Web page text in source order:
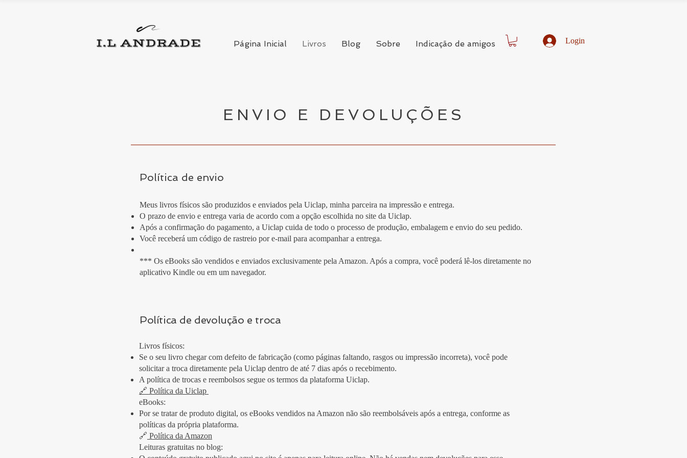
Página Inicial Livros Blog Sobre Indicação de amigos Login
ENVIO E DEVOLUÇÕES
Política de envio
Meus livros físicos são produzidos e enviados pela Uiclap, minha parceira na impressão e entrega.
O prazo de envio e entrega varia de acordo com a opção escolhida no site da Uiclap.
Após a confirmação do pagamento, a Uiclap cuida de todo o processo de produção, embalagem e envio do seu pedido.
Você receberá um código de rastreio por e-mail para acompanhar a entrega.
*** Os eBooks são vendidos e enviados exclusivamente pela Amazon. Após a compra, você poderá lê-los diretamente no
aplicativo Kindle ou em um navegador.
Política de devolução e troca
Livros físicos:
Se o seu livro chegar com defeito de fabricação (como páginas faltando, rasgos ou impressão incorreta), você pode
solicitar a troca diretamente pela Uiclap dentro de até 7 dias após o recebimento.
A política de trocas e reembolsos segue os termos da plataforma Uiclap.
🔗 Política da Uiclap
eBooks:
Por se tratar de produto digital, os eBooks vendidos na Amazon não são reembolsáveis após a entrega, conforme as
políticas da própria plataforma.
🔗 Política da Amazon
Leituras gratuitas no blog: